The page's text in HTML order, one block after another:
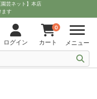
園芸ネット】本店
ます
ログイン
0
カート メニュー